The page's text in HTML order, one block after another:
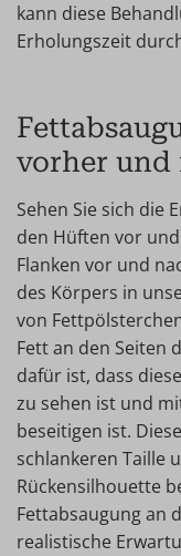
kann diese
Erholungszeit
vorher und
Sehen Sie sich die
den Hüften vor
Flanken vor und
des Körpers in
von
Fett an den Seiten
dafür ist, dass
zu sehen ist und
beseitigen ist.
schlankeren Taille
Rückensilhouette
Fettabsaugung an
realistische